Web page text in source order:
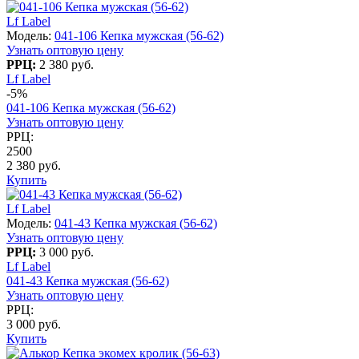
Lf Label
Модель: 041-106 Кепка мужская (56-62)
Узнать оптовую цену
РРЦ: 2 380 руб.
Lf Label
-5%
041-106 Кепка мужская (56-62)
Узнать оптовую цену
РРЦ:
2500
2 380 руб.
Купить
Lf Label
Модель: 041-43 Кепка мужская (56-62)
Узнать оптовую цену
РРЦ: 3 000 руб.
Lf Label
041-43 Кепка мужская (56-62)
Узнать оптовую цену
РРЦ:
3 000 руб.
Купить